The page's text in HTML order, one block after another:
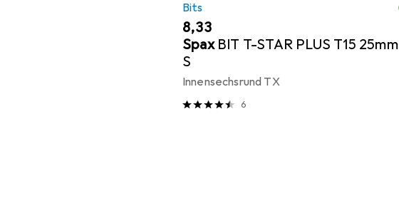
Bits
EUR
8,33
Spax BIT T-STAR PLUS T15 25mm
S
Innensechsrund TX
6